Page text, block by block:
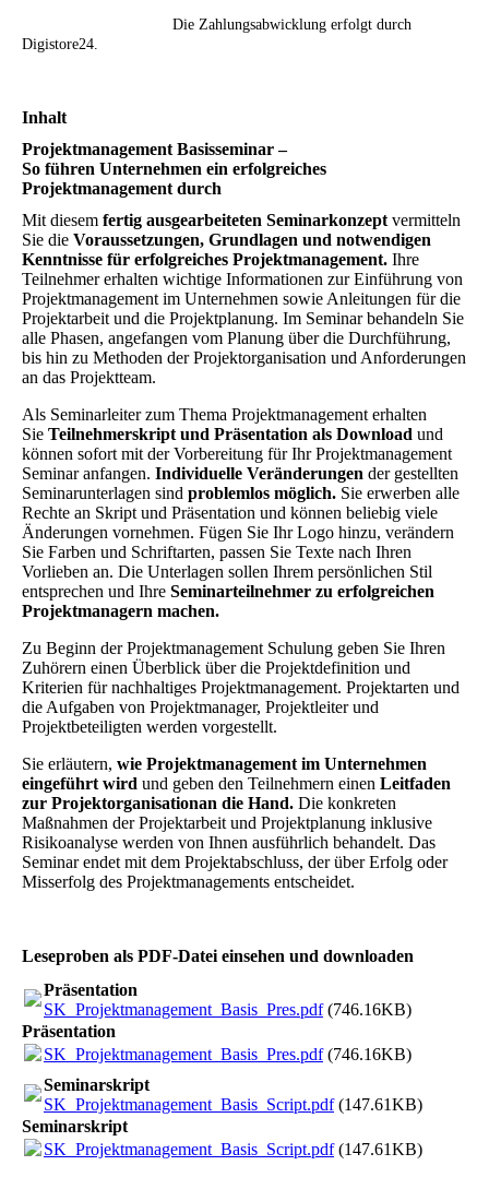
Die Zahlungsabwicklung erfolgt durch
Digistore24.
Inhalt
Projektmanagement Basisseminar –
So führen Unternehmen ein erfolgreiches
Projektmanagement durch
Mit diesem fertig ausgearbeiteten Seminarkonzept vermitteln
Sie die Voraussetzungen, Grundlagen und notwendigen
Kenntnisse für erfolgreiches Projektmanagement. Ihre
Teilnehmer erhalten wichtige Informationen zur Einführung von
Projektmanagement im Unternehmen sowie Anleitungen für die
Projektarbeit und die Projektplanung. Im Seminar behandeln Sie
alle Phasen, angefangen vom Planung über die Durchführung,
bis hin zu Methoden der Projektorganisation und Anforderungen
an das Projektteam.
Als Seminarleiter zum Thema Projektmanagement erhalten
Sie Teilnehmerskript und Präsentation als Download und
können sofort mit der Vorbereitung für Ihr Projektmanagement
Seminar anfangen. Individuelle Veränderungen der gestellten
Seminarunterlagen sind problemlos möglich. Sie erwerben alle
Rechte an Skript und Präsentation und können beliebig viele
Änderungen vornehmen. Fügen Sie Ihr Logo hinzu, verändern
Sie Farben und Schriftarten, passen Sie Texte nach Ihren
Vorlieben an. Die Unterlagen sollen Ihrem persönlichen Stil
entsprechen und Ihre Seminarteilnehmer zu erfolgreichen
Projektmanagern machen.
Zu Beginn der Projektmanagement Schulung geben Sie Ihren
Zuhörern einen Überblick über die Projektdefinition und
Kriterien für nachhaltiges Projektmanagement. Projektarten und
die Aufgaben von Projektmanager, Projektleiter und
Projektbeteiligten werden vorgestellt.
Sie erläutern, wie Projektmanagement im Unternehmen
eingeführt wird und geben den Teilnehmern einen Leitfaden
zur Projektorganisationan die Hand. Die konkreten
Maßnahmen der Projektarbeit und Projektplanung inklusive
Risikoanalyse werden von Ihnen ausführlich behandelt. Das
Seminar endet mit dem Projektabschluss, der über Erfolg oder
Misserfolg des Projektmanagements entscheidet.
Leseproben als PDF-Datei einsehen und downloaden
Präsentation
SK_Projektmanagement_Basis_Pres.pdf(746.16KB)
Präsentation
SK_Projektmanagement_Basis_Pres.pdf(746.16KB)
Seminarskript
SK_Projektmanagement_Basis_Script.pdf(147.61KB)
Seminarskript
SK_Projektmanagement_Basis_Script.pdf(147.61KB)